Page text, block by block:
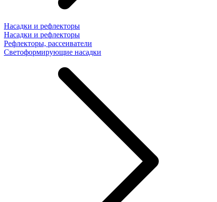
Насадки и рефлекторы
Насадки и рефлекторы
Рефлекторы, рассеиватели
Светоформирующие насадки